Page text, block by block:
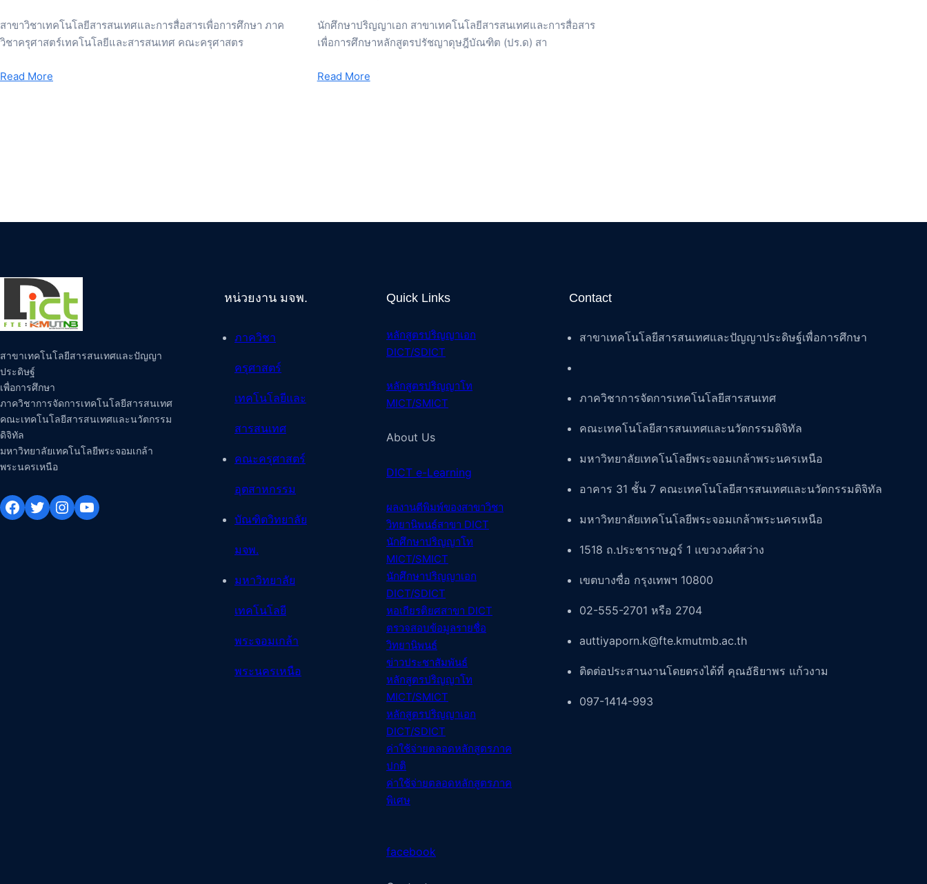
สาขาวิชาเทคโนโลยีสารสนเทศและการสื่อสารเพื่อการศึกษา ภาค
วิชาครุศาสตร์เทคโนโลยีและสารสนเทศ คณะครุศาสตร
Read More
นักศึกษาปริญญาเอก สาขาเทคโนโลยีสารสนเทศและการสื่อสาร
เพื่อการศึกษาหลักสูตรปรัชญาดุษฎีบัณฑิต (ปร.ด) สา
Read More
สาขาเทคโนโลยีสารสนเทศและปัญญา
ประดิษฐ์
เพื่อการศึกษา
ภาควิชาการจัดการเทคโนโลยีสารสนเทศ
คณะเทคโนโลยีสารสนเทศและนวัตกรรม
ดิจิทัล
มหาวิทยาลัยเทคโนโลยีพระจอมเกล้า
พระนครเหนือ
Facebook Twitter Instagram YouTube
หน่วยงาน มจพ.
ภาควิชา
ครุศาสตร์
เทคโนโลยีและ
สารสนเทศ
คณะครุศาสตร์
อุตสาหกรรม
บัณฑิตวิทยาลัย
มจพ.
มหาวิทยาลัย
เทคโนโลยี
พระจอมเกล้า
พระนครเหนือ
Quick Links
หลักสูตรปริญญาเอก
DICT/SDICT
หลักสูตรปริญญาโท
MICT/SMICT
About Us
DICT e-Learning
ผลงานตีพิมพ์ของสาขาวิชา
วิทยานิพนธ์สาขา DICT
นักศึกษาปริญญาโท
MICT/SMICT
นักศึกษาปริญญาเอก
DICT/SDICT
หอเกียรติยศสาขา DICT
ตรวจสอบข้อมูลรายชื่อ
วิทยานิพนธ์
ข่าวประชาสัมพันธ์
หลักสูตรปริญญาโท
MICT/SMICT
หลักสูตรปริญญาเอก
DICT/SDICT
ค่าใช้จ่ายตลอดหลักสูตรภาค
ปกติ
ค่าใช้จ่ายตลอดหลักสูตรภาค
พิเศษ
facebook
Contact
สาขาเทคโนโลยีสารสนเทศและปัญญาประดิษฐ์เพื่อการศึกษา
ภาควิชาการจัดการเทคโนโลยีสารสนเทศ
คณะเทคโนโลยีสารสนเทศและนวัตกรรมดิจิทัล
มหาวิทยาลัยเทคโนโลยีพระจอมเกล้าพระนครเหนือ
อาคาร 31 ชั้น 7 คณะเทคโนโลยีสารสนเทศและนวัตกรรมดิจิทัล
มหาวิทยาลัยเทคโนโลยีพระจอมเกล้าพระนครเหนือ
1518 ถ.ประชาราษฎร์ 1 แขวงวงศ์สว่าง
เขตบางซื่อ กรุงเทพฯ 10800
02-555-2701 หรือ 2704
auttiyaporn.k@fte.kmutmb.ac.th
ติดต่อประสานงานโดยตรงได้ที่ คุณอัธิยาพร แก้วงาม
097-1414-993